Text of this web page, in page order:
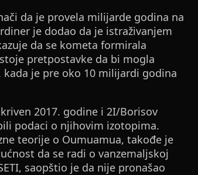
da je provela milijarde godina na
je dodao da je istraživanjem
da se kometa formirala
pretpostavke da bi mogla
je pre oko 10 milijardi godina
2017. godine i 2I/Borisov
podaci o njihovim izotopima.
teorije o Oumuamua, takođe je
da se radi o vanzemaljskoj
saopštio je da nije pronašao